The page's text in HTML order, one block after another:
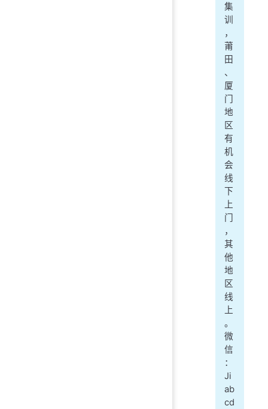
集
训
，
莆
田
、
厦
门
地
区
有
机
会
线
下
上
门
，
其
他
地
区
线
上
。
微
信
：
Ji
ab
cd